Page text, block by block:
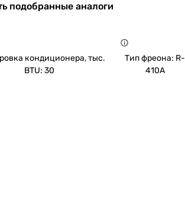
подобранные аналоги
кондиционера, тыс.
BTU: 30
Тип фреона: R-
410A